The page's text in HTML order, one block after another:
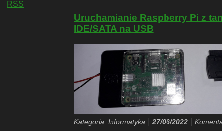
Uruchamianie Raspberry Pi z
IDE/SATA na USB
Kategoria: Informatyka | 27/06/2022 |
RSS